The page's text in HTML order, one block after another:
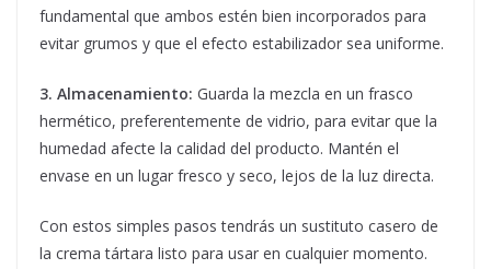
fundamental que ambos estén bien incorporados para
evitar grumos y que el efecto estabilizador sea uniforme.
3. Almacenamiento: Guarda la mezcla en un frasco
hermético, preferentemente de vidrio, para evitar que la
humedad afecte la calidad del producto. Mantén el
envase en un lugar fresco y seco, lejos de la luz directa.
Con estos simples pasos tendrás un sustituto casero de
la crema tártara listo para usar en cualquier momento.